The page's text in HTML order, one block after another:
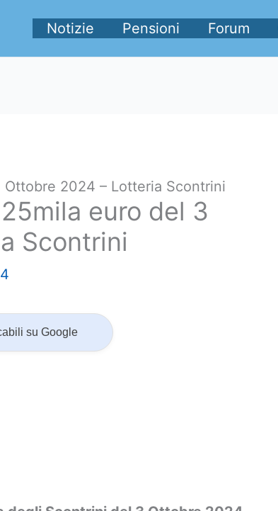
Notizie Pensioni Forum
2024 – Lotteria Scontrini
euro del 3
Scontrini
su Google